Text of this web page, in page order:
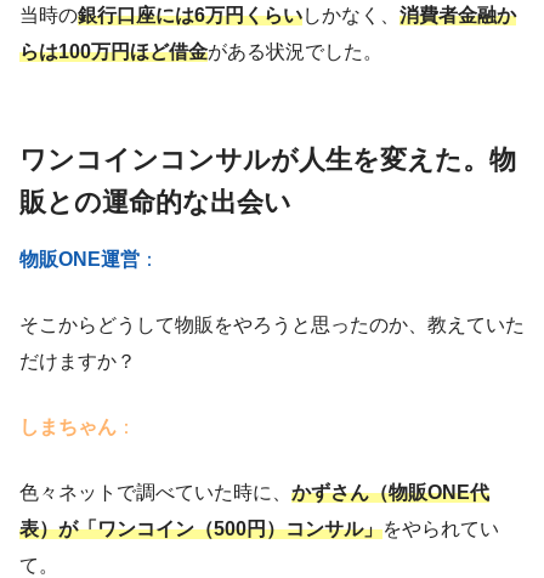
当時の銀行口座には6万円くらいしかなく、 消費者金融か
らは100万円ほど借金がある状況でした。
ワンコインコンサルが人生を変えた。物
販との運命的な出会い
物販ONE運営 ：
そこからどうして物販をやろうと思ったのか、教えていた
だけますか？
しまちゃん ：
色々ネットで調べていた時に、 かずさん（物販ONE代
表）が「ワンコイン（500円）コンサル」をやられてい
て。